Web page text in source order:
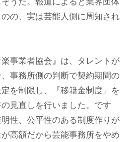
の、実は芸能人側に周知され
事業者協会』は、タレントが
事務所側の判断で契約期間の
を制限し、『移籍金制度』を
見直しを行いました。です
性、公平性のある制度作りが
高額だから芸能事務所をやめ